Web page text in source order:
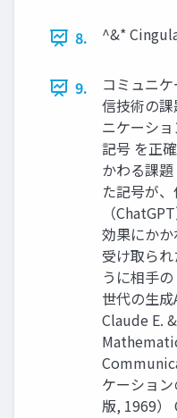
8. ^&*
9.
コミュニ
信技術の
ニケーショ
記号 を正
かわる課
た記号が
（
効果にかか
受け取ら
うに相手
世代の生
Claude E.
ケーショ
版, 1969